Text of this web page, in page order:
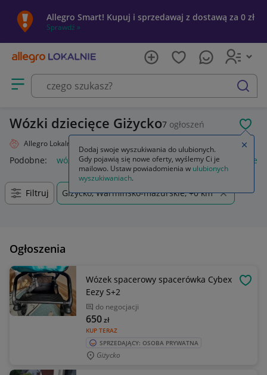
Allegro Smart! Kupuj i sprzedawaj z dostawą za 0 zł
Sprawdź »
Otwórz menu z kategoriami
szukaj
Wózki dziecięce Giżycko7 ogłoszeń
Allegro Lokalnie
Podobne: wózki wózki do bramy przesuwnej wózki
Filtruj Giżycko, Warmińsko-mazurskie, +0 km
Ogłoszenia
Wózek spacerowy spacerówka Cybex
Eezy S+2
do negocjacji
KUP TERAZ
650zł
SPRZEDAJĄCY: OSOBA PRYWATNA
Giżycko
Dodaj swoje wyszukiwania do ulubionych.
Gdy pojawią się nowe oferty, wyślemy Ci je
mailowo. Ustaw powiadomienia w ulubionych
wyszukiwaniach.